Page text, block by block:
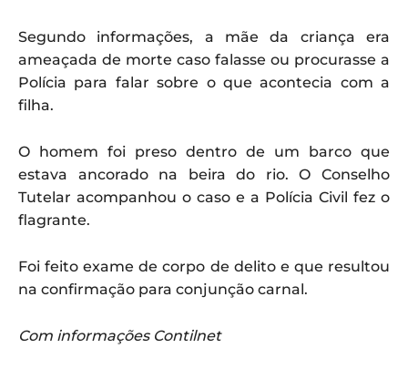
Segundo informações, a mãe da criança era
ameaçada de morte caso falasse ou procurasse a
Polícia para falar sobre o que acontecia com a
filha.
O homem foi preso dentro de um barco que
estava ancorado na beira do rio. O Conselho
Tutelar acompanhou o caso e a Polícia Civil fez o
flagrante.
Foi feito exame de corpo de delito e que resultou
na confirmação para conjunção carnal.
Com informações Contilnet